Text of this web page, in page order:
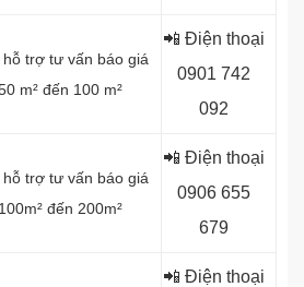
trợ tư vấn báo giá
m² đến 100 m²
📲 Điện thoại
0901 742
092
trợ tư vấn báo giá
đến 200m²
📲 Điện thoại
0906 655
679
📲 Điện thoại